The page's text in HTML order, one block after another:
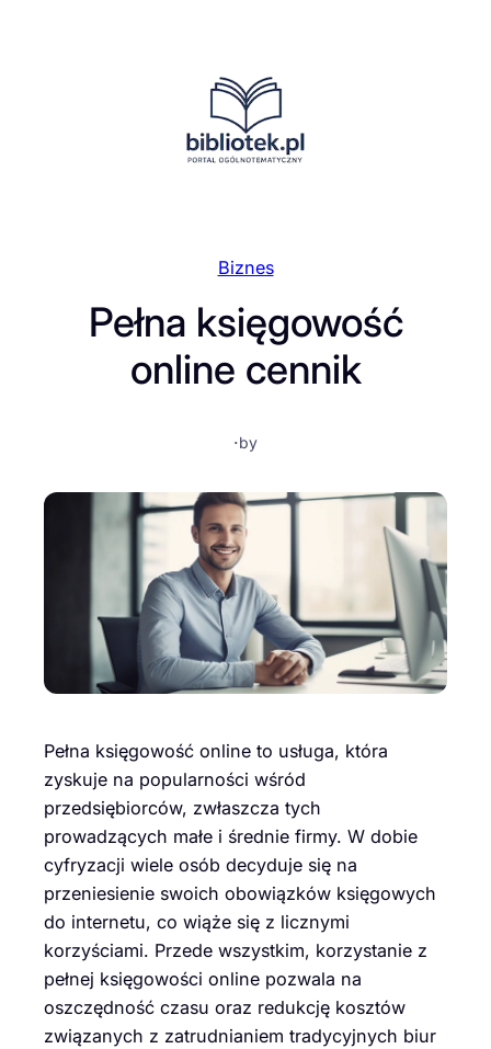
Biznes
Pełna księgowość
online cennik
·by
Pełna księgowość online to usługa, która
zyskuje na popularności wśród
przedsiębiorców, zwłaszcza tych
prowadzących małe i średnie firmy. W dobie
cyfryzacji wiele osób decyduje się na
przeniesienie swoich obowiązków księgowych
do internetu, co wiąże się z licznymi
korzyściami. Przede wszystkim, korzystanie z
pełnej księgowości online pozwala na
oszczędność czasu oraz redukcję kosztów
związanych z zatrudnianiem tradycyjnych biur